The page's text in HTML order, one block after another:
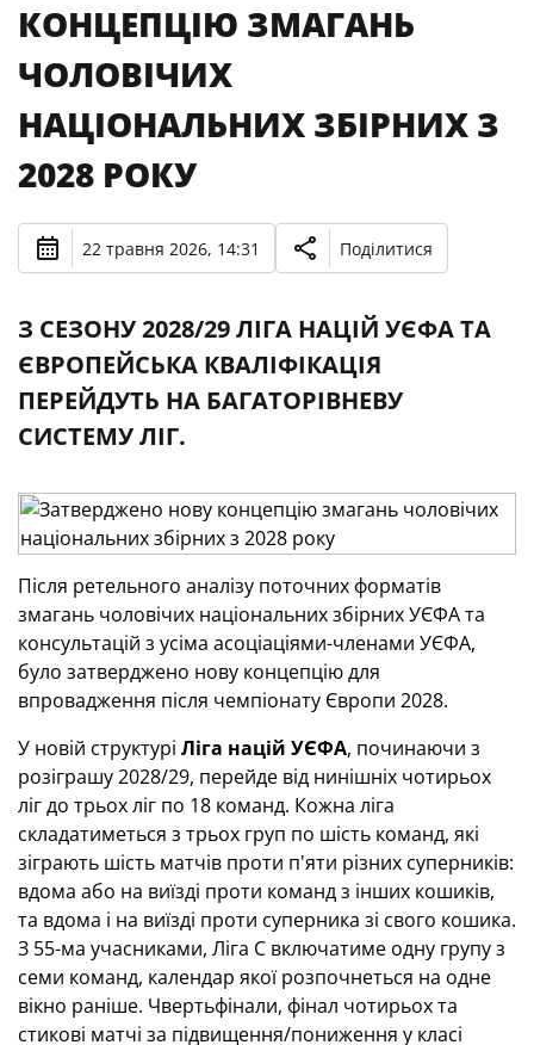
КОНЦЕПЦІЮ ЗМАГАНЬ
ЧОЛОВІЧИХ
НАЦІОНАЛЬНИХ ЗБІРНИХ З
2028 РОКУ
22 травня 2026, 14:31 Поділитися
З СЕЗОНУ 2028/29 ЛІГА НАЦІЙ УЄФА ТА
ЄВРОПЕЙСЬКА КВАЛІФІКАЦІЯ
ПЕРЕЙДУТЬ НА БАГАТОРІВНЕВУ
СИСТЕМУ ЛІГ.
Після ретельного аналізу поточних форматів
змагань чоловічих національних збірних УЄФА та
консультацій з усіма асоціаціями-членами УЄФА,
було затверджено нову концепцію для
впровадження після чемпіонату Європи 2028.
У новій структурі Ліга націй УЄФА, починаючи з
розіграшу 2028/29, перейде від нинішніх чотирьох
ліг до трьох ліг по 18 команд. Кожна ліга
складатиметься з трьох груп по шість команд, які
зіграють шість матчів проти п'яти різних суперників:
вдома або на виїзді проти команд з інших кошиків,
та вдома і на виїзді проти суперника зі свого кошика.
З 55-ма учасниками, Ліга C включатиме одну групу з
семи команд, календар якої розпочнеться на одне
вікно раніше. Чвертьфінали, фінал чотирьох та
стикові матчі за підвищення/пониження у класі